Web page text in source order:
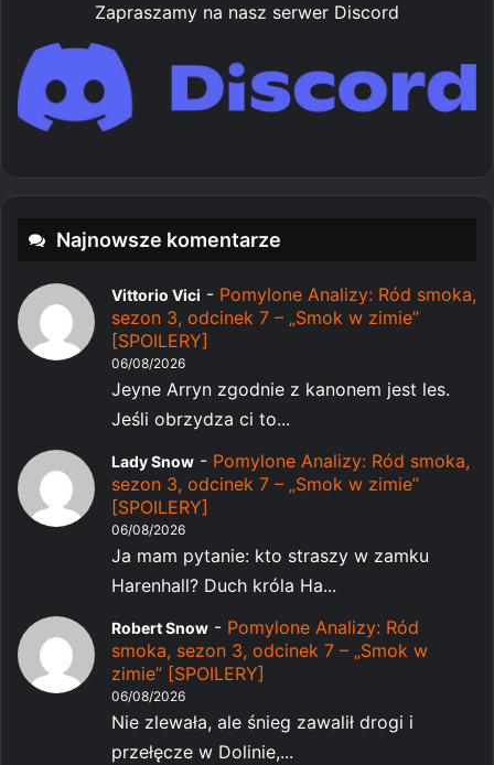
Zapraszamy na nasz serwer Discord
Najnowsze komentarze
Vittorio Vici - Pomylone Analizy: Ród smoka,
sezon 3, odcinek 7 – „Smok w zimie”
[SPOILERY]
06/08/2026
Jeyne Arryn zgodnie z kanonem jest les.
Jeśli obrzydza ci to...
Lady Snow - Pomylone Analizy: Ród smoka,
sezon 3, odcinek 7 – „Smok w zimie”
[SPOILERY]
06/08/2026
Ja mam pytanie: kto straszy w zamku
Harenhall? Duch króla Ha...
Robert Snow - Pomylone Analizy: Ród
smoka, sezon 3, odcinek 7 – „Smok w
zimie” [SPOILERY]
06/08/2026
Nie zlewała, ale śnieg zawalił drogi i
przełęcze w Dolinie,...